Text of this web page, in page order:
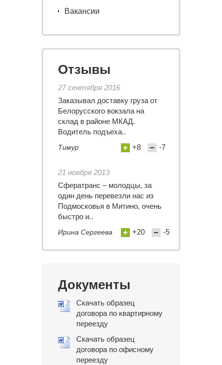
Вакансии
Отзывы
27 сентября 2016
Заказывал доставку груза от
Белорусского вокзала на
склад в районе МКАД.
Водитель подъеха..
Тимур +8 -7
21 ноября 2013
Сфератранс – молодцы, за
один день перевезли нас из
Подмосковья в Митино, очень
быстро и..
Ирина Сергеева +20 -5
Документы
Скачать образец
договора по квартирному
переезду
Скачать образец
договора по офисному
переезду